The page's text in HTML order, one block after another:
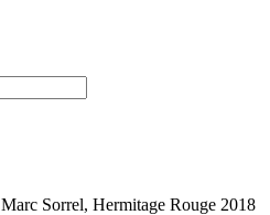
Marc Sorrel, Hermitage Rouge 2018